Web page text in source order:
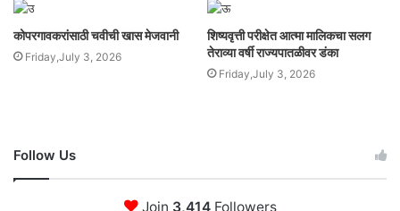
कोपरगावकरांसाठी चवीची खास मेजवानी
Friday,July 3, 2026
शिष्यवृत्ती परीक्षेत आत्मा मालिकचा सलग
तेराव्या वर्षी राज्यपातळीवर डंका
Friday,July 3, 2026
Follow Us
Join 3,414Followers